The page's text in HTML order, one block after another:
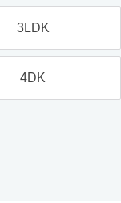
3LDK
4DK